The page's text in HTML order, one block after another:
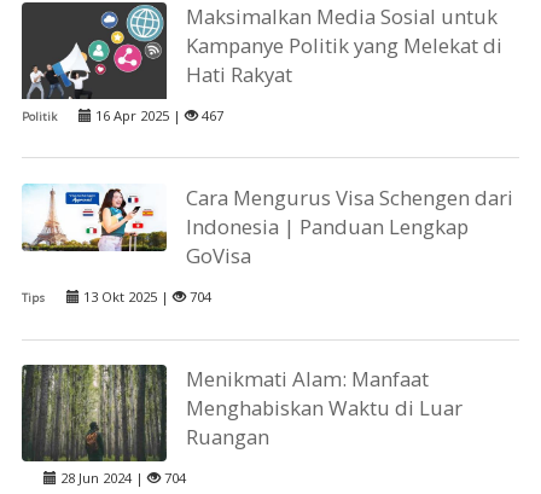
Maksimalkan Media Sosial untuk
Kampanye Politik yang Melekat di
Hati Rakyat
Politik 16 Apr 2025 | 467
Cara Mengurus Visa Schengen dari
Indonesia | Panduan Lengkap
GoVisa
Tips 13 Okt 2025 | 704
Menikmati Alam: Manfaat
Menghabiskan Waktu di Luar
Ruangan
28 Jun 2024 | 704